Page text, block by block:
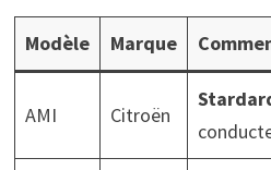
Modèle Marque
AMI Citroën